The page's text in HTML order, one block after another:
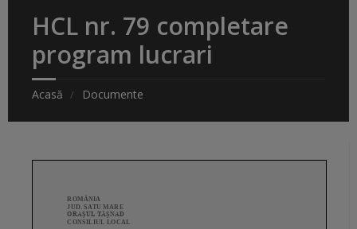
HCL nr. 79 completare
program lucrari
Acasă Documente